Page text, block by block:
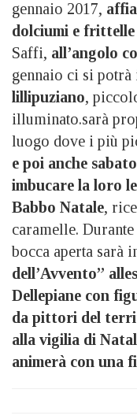
gennaio 2017,
dolciumi e frittelle
Saffi, all’angolo
gennaio ci si
lillipuziano,
illuminato.sarà
luogo dove i più
e poi anche
imbucare la loro
Babbo Natale,
caramelle.
bocca aperta sarà
dell’Avvento”
Dellepiane con
da pittori del
alla vigilia di
animerà con una